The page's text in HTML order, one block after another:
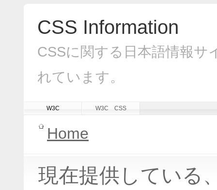
CSS Information
CSSに関する日本語情報サ
れています。
W3C W3C CSS
Home
現在提供している